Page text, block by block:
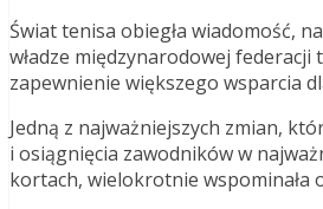
Świat tenisa obiegła wiadomość,
władze międzynarodowej
zapewnienie większego wsparcia
Jedną z najważniejszych zmian,
i osiągnięcia zawodników w
kortach, wielokrotnie